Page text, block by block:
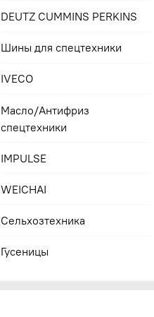
DEUTZ CUMMINS PERKINS
Шины для спецтехники
IVECO
Масло/Антифриз
спецтехники
IMPULSE
WEICHAI
Сельхозтехника
Гусеницы